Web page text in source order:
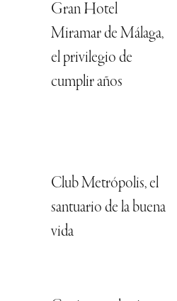
Gran Hotel
Miramar de Málaga,
el privilegio de
cumplir años
Club Metrópolis, el
santuario de la buena
vida